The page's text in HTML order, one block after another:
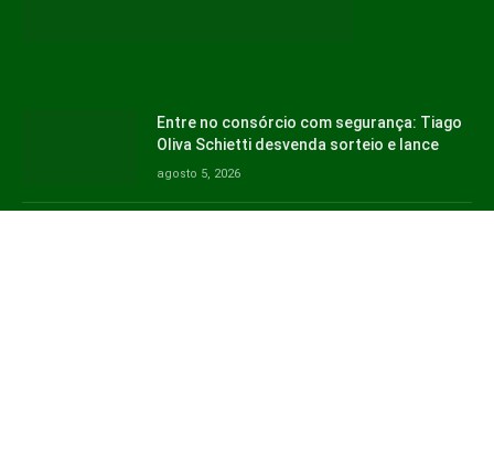
Entre no consórcio com segurança: Tiago
Oliva Schietti desvenda sorteio e lance
agosto 5, 2026